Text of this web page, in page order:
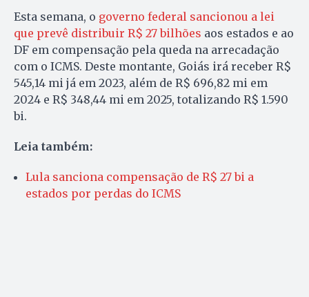
Esta semana, o governo federal sancionou a lei
que prevê distribuir R$ 27 bilhões aos estados e ao
DF em compensação pela queda na arrecadação
com o ICMS. Deste montante, Goiás irá receber R$
545,14 mi já em 2023, além de R$ 696,82 mi em
2024 e R$ 348,44 mi em 2025, totalizando R$ 1.590
bi.
Leia também:
Lula sanciona compensação de R$ 27 bi a
estados por perdas do ICMS